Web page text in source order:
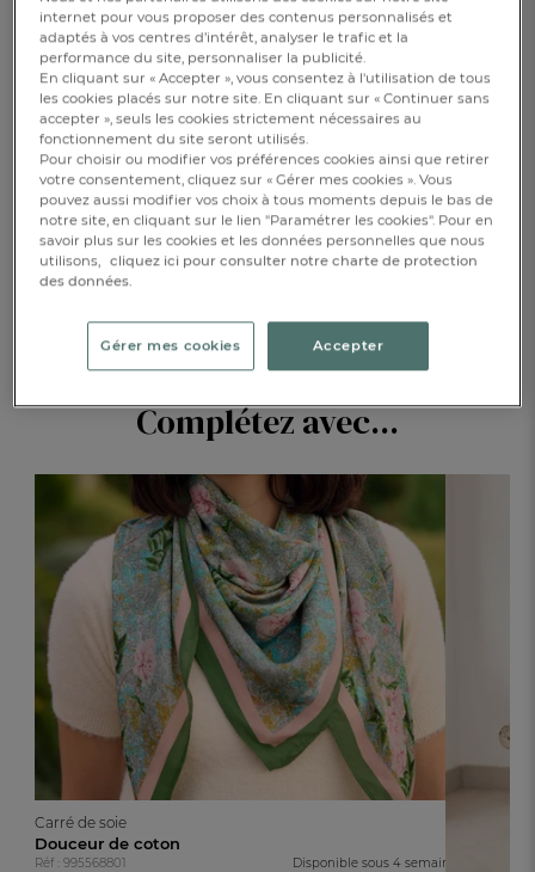
1 AJOUTER AU PANIER
RÉSERVER EN BOUTIQUE
DESCRIPTION
Complétez avec...
Carré de soie
Douceur de coton
Réf : 995568801 Disponible sous 4 semaines
internet pour vous proposer des contenus personnalisés et
adaptés à vos centres d’intérêt, analyser le trafic et la
performance du site, personnaliser la publicité.
En cliquant sur « Accepter », vous consentez à l'utilisation de tous
les cookies placés sur notre site. En cliquant sur « Continuer sans
accepter », seuls les cookies strictement nécessaires au
fonctionnement du site seront utilisés.
Pour choisir ou modifier vos préférences cookies ainsi que retirer
votre consentement, cliquez sur « Gérer mes cookies ». Vous
pouvez aussi modifier vos choix à tous moments depuis le bas de
notre site, en cliquant sur le lien "Paramétrer les cookies". Pour en
savoir plus sur les cookies et les données personnelles que nous
utilisons, cliquez ici pour consulter notre charte de protection
des données.
Gérer mes cookies Accepter